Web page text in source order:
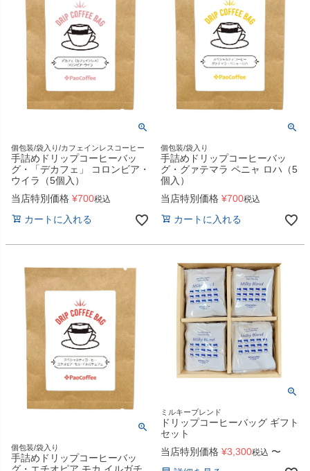
個包装/袋入り/カフェインレスコーヒー
手詰めドリップコーヒーバッ
グ・「デカフェ」 コロンビア・
ウイラ（5個入）
当店特別価格 ¥700税込
カートに入れる
個包装/袋入り
手詰めドリップコーヒーバッ
グ・グァテマラ ペニャ ロハ（5
個入）
当店特別価格 ¥700税込
カートに入れる
個包装/袋入り
手詰めドリップコーヒーバッ
ミルキーブレンド
ドリップコーヒーバッグ ギフト
セット
当店特別価格 ¥3,300税込 〜